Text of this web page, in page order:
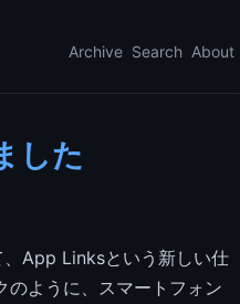
Archive Search About
した
App Linksという新しい仕
のように、スマートフォン